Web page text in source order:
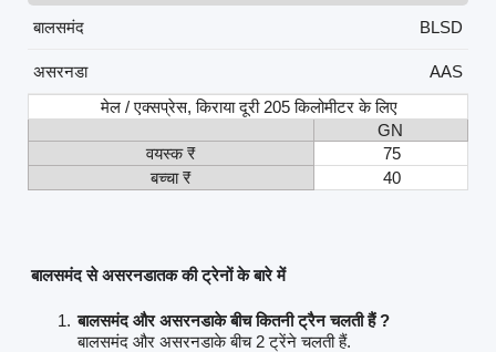
बालसमंद
BLSD
असरनडा
AAS
मेल / एक्सप्रेस, किराया दूरी 205 किलोमीटर के लिए
GN
वयस्क ₹
75
बच्चा ₹
40
बालसमंद से असरनडातक की ट्रेनों के बारे में
बालसमंद और असरनडाके बीच कितनी ट्रैन चलती हैं ?
बालसमंद और असरनडाके बीच 2 ट्रेंने चलती हैं.